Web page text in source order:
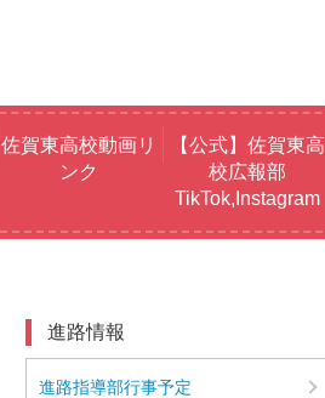
佐賀東高校動画リ
ンク
【公式】佐賀東高
校広報部
TikTok,Instagram
進路情報
進路指導部行事予定